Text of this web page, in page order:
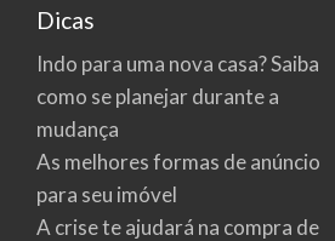
Dicas
Indo para uma nova casa? Saiba
como se planejar durante a
mudança
As melhores formas de anúncio
para seu imóvel
A crise te ajudará na compra de